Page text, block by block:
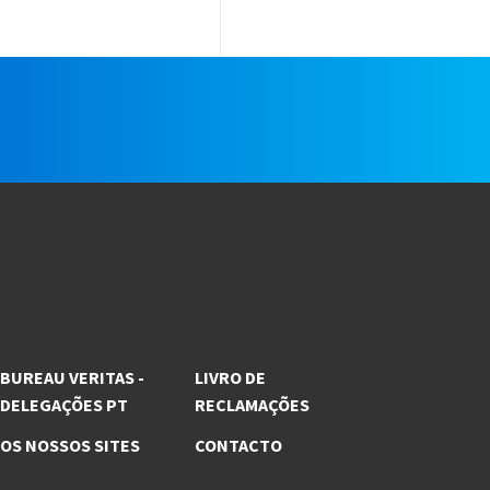
BUREAU VERITAS -
DELEGAÇÕES PT
OS NOSSOS SITES
LIVRO DE
RECLAMAÇÕES
CONTACTO